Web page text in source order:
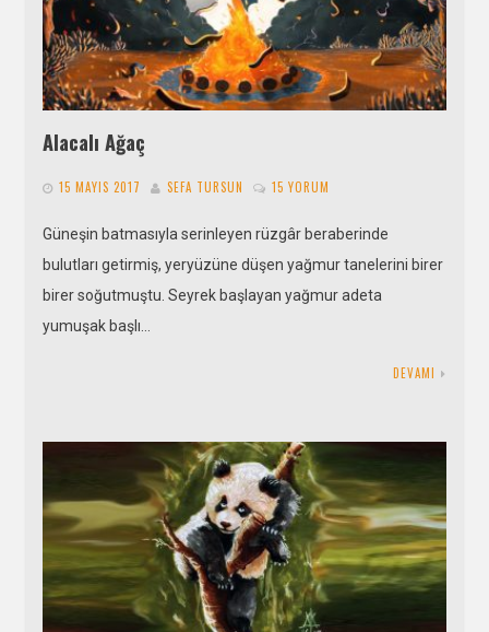
Alacalı Ağaç
15 MAYIS 2017 SEFA TURSUN 15 YORUM
Güneşin batmasıyla serinleyen rüzgâr beraberinde
bulutları getirmiş, yeryüzüne düşen yağmur tanelerini birer
birer soğutmuştu. Seyrek başlayan yağmur adeta
yumuşak başlı…
DEVAMI